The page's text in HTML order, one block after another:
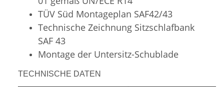
TÜV Süd Montageplan SAF42/43
Technische Zeichnung Sitzschlafbank
SAF 43
Montage der Untersitz-Schublade
TECHNISCHE DATEN